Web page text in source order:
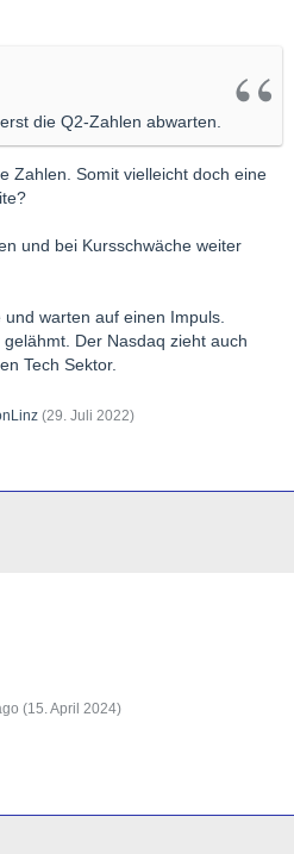
die Q2-Zahlen abwarten.
Zahlen. Somit vielleicht doch eine
und bei Kursschwäche weiter
warten auf einen Impuls.
Der Nasdaq zieht auch
Tech Sektor.
(29. Juli 2022)
(15. April 2024)